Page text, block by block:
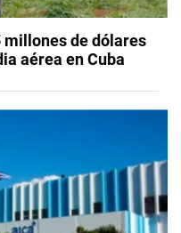
millones de dólares
aérea en Cuba